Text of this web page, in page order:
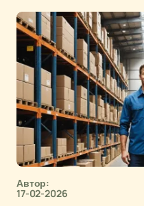
Автор:
17-02-2026